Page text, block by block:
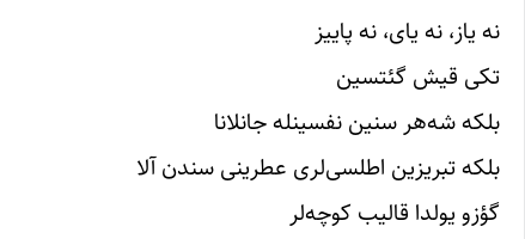
نه یاز، نه یای، نه پاییز
تکی قیش گئتسین
بلکه شه‌هر سنین نفسینله جانلانا
بلکه تبریزین اطلسی‌لری عطرینی سندن آلا
گؤزو یولدا قالیب کوچه‌لر